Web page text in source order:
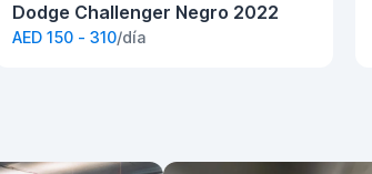
Dodge Challenger Negro 2022
AED 150 - 310/día